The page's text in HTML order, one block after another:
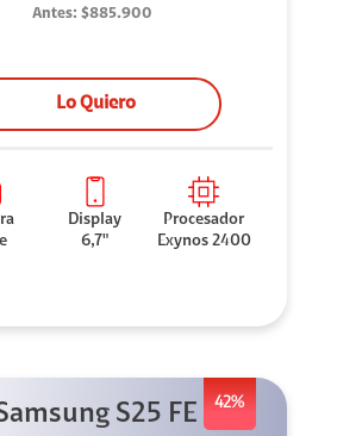
Antes: $885.900
Lo Quiero
Display
6,7"
Procesador
Exynos 2400
42%
S25 FE